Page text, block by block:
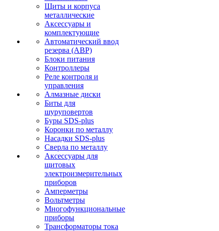
Щиты и корпуса
металлические
Аксессуары и
комплектующие
Автоматический ввод
резерва (АВР)
Блоки питания
Контроллеры
Реле контроля и
управления
Алмазные диски
Биты для
шуруповертов
Буры SDS-plus
Коронки по металлу
Насадки SDS-plus
Сверла по металлу
Аксессуары для
щитовых
электроизмерительных
приборов
Амперметры
Вольтметры
Многофункциональные
приборы
Трансформаторы тока